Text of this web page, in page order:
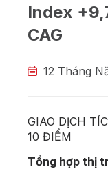
Index
CAG
12 Tháng
GIAO DỊCH
10 ĐIỂM
Tổng hợp thị